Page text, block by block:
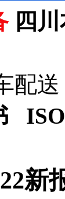
四
配送
新